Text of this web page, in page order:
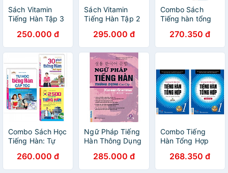
Sách Vitamin
Tiếng Hàn Tập 3
250.000 đ
Sách Vitamin
Tiếng Hàn Tập 2
295.000 đ
Combo Sách
Tiếng hàn tổng
người Việt Nam -
Sơ cấp 1 (Bản 4
màu)
270.350 đ
Combo Sách Học
Tiếng Hàn: Tự
Cấp Tốc + 30
Phút Tự Học
260.000 đ
Ngữ Pháp Tiếng
Hàn Thông Dụng
Korean Grammar
In Use ( tặng
285.000 đ
Combo Tiếng
Hàn Tổng Hợp
Việt Nam - Sơ
Cấp 1: Gíao Trình
268.350 đ